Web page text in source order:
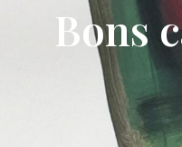
Bons